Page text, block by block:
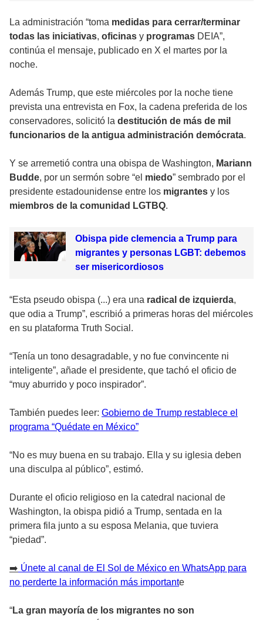
La administración “toma medidas para cerrar/terminar
todas las iniciativas, oficinas y programas DEIA”,
continúa el mensaje, publicado en X el martes por la
noche.
Además Trump, que este miércoles por la noche tiene
prevista una entrevista en Fox, la cadena preferida de los
conservadores, solicitó la destitución de más de mil
funcionarios de la antigua administración demócrata.
Y se arremetió contra una obispa de Washington, Mariann
Budde, por un sermón sobre “el miedo” sembrado por el
presidente estadounidense entre los migrantes y los
miembros de la comunidad LGTBQ.
Obispa pide clemencia a Trump para
migrantes y personas LGBT: debemos
ser misericordiosos
“Esta pseudo obispa (...) era una radical de izquierda,
que odia a Trump”, escribió a primeras horas del miércoles
en su plataforma Truth Social.
“Tenía un tono desagradable, y no fue convincente ni
inteligente”, añade el presidente, que tachó el oficio de
“muy aburrido y poco inspirador”.
También puedes leer: Gobierno de Trump restablece el
programa “Quédate en México”
“No es muy buena en su trabajo. Ella y su iglesia deben
una disculpa al público”, estimó.
Durante el oficio religioso en la catedral nacional de
Washington, la obispa pidió a Trump, sentada en la
primera fila junto a su esposa Melania, que tuviera
“piedad”.
➡️ Únete al canal de El Sol de México en WhatsApp para
no perderte la información más importante
“La gran mayoría de los migrantes no son